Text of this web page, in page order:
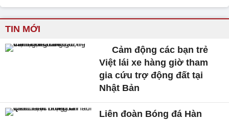
TIN MỚI
Cảm động các bạn trẻ
Việt lái xe hàng giờ tham
gia cứu trợ động đất tại
Nhật Bản
Liên đoàn Bóng đá Hàn